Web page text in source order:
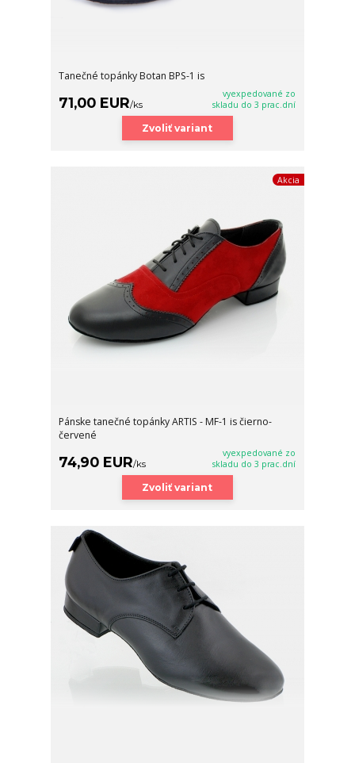
Tanečné topánky Botan BPS-1 is
71,00 EUR/ks
vyexpedované zo
skladu do 3 prac.dní
Zvoliť variant
Akcia
Pánske tanečné topánky ARTIS - MF-1 is čierno-
červené
74,90 EUR/ks
vyexpedované zo
skladu do 3 prac.dní
Zvoliť variant